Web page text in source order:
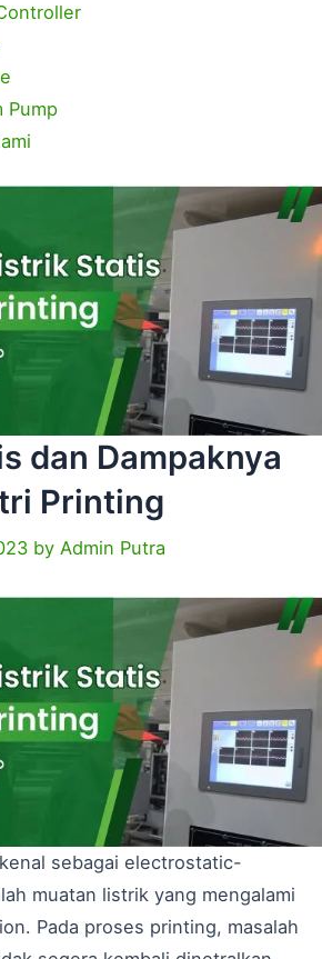
Pump
dan Dampaknya
Printing
by Admin Putra
sebagai electrostatic-
muatan listrik yang mengalami
Pada proses printing, masalah